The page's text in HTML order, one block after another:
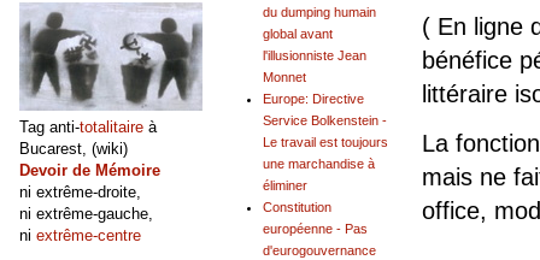
( En ligne
bénéfice
littéraire
La
mais ne
office,
du dumping humain
global avant
l'illusionniste Jean
Monnet
Europe: Directive
Service Bolkenstein -
Le travail est toujours
une marchandise à
éliminer
Constitution
européenne - Pas
d'eurogouvernance
Tag anti-totalitaire à
Bucarest, (wiki)
Devoir de Mémoire
ni extrême-droite,
ni extrême-gauche,
ni extrême-centre